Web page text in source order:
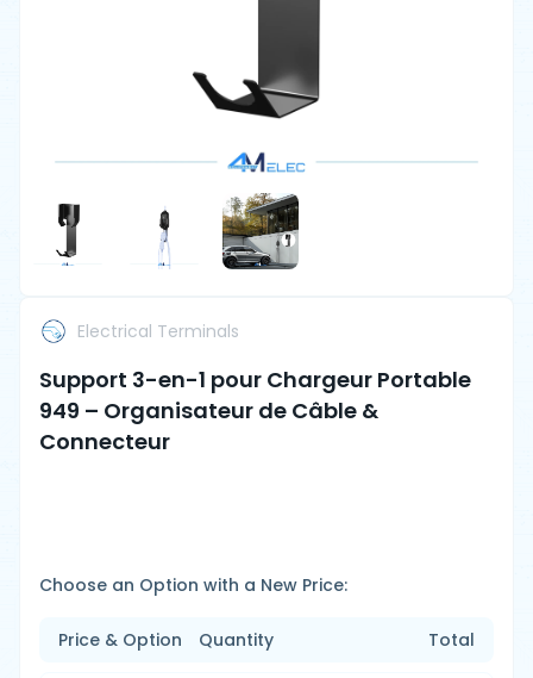
Electrical Terminals
Support 3-en-1 pour Chargeur Portable
949 – Organisateur de Câble &
Connecteur
Choose an Option with a New Price:
Price & Option Quantity Total